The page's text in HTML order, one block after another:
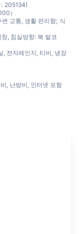
205134)
）
교통, 생활 편리함; 식
, 침실방향: 북 발코
, 전자레인지, 티비, 냉장
, 난방비, 인터넷 포함